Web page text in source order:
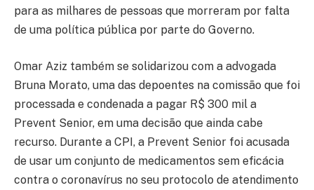
para as milhares de pessoas que morreram por falta
de uma política pública por parte do Governo.
Omar Aziz também se solidarizou com a advogada
Bruna Morato, uma das depoentes na comissão que foi
processada e condenada a pagar R$ 300 mil a
Prevent Senior, em uma decisão que ainda cabe
recurso. Durante a CPI, a Prevent Senior foi acusada
de usar um conjunto de medicamentos sem eficácia
contra o coronavírus no seu protocolo de atendimento